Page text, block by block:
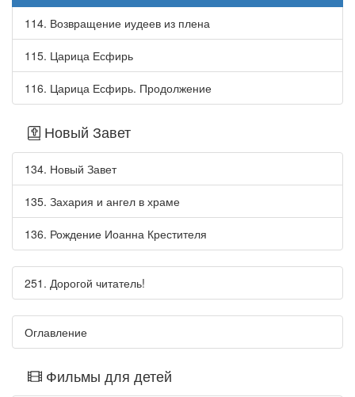
114. Возвращение иудеев из плена
115. Царица Есфирь
116. Царица Есфирь. Продолжение
Новый Завет
134. Новый Завет
135. Захария и ангел в храме
136. Рождение Иоанна Крестителя
251. Дорогой читатель!
Оглавление
Фильмы для детей